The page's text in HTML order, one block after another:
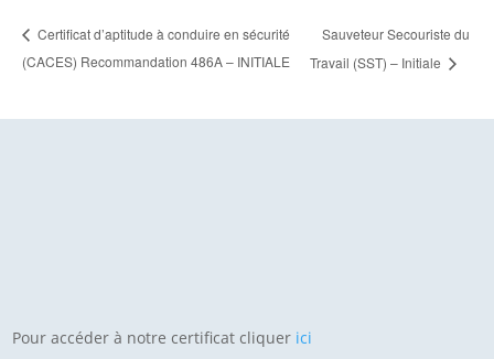
Certificat d’aptitude à conduire en sécurité
(CACES) Recommandation 486A – INITIALE
Sauveteur Secouriste du
Travail (SST) – Initiale
Pour accéder à notre certificat cliquer ici